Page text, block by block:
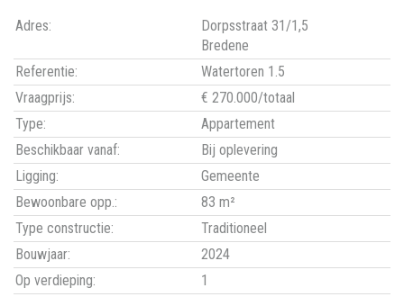
Adres:
Dorpsstraat 31/1,5
Bredene
Referentie:
Watertoren 1.5
Vraagprijs:
€ 270.000/totaal
Type:
Appartement
Beschikbaar vanaf:
Bij oplevering
Ligging:
Gemeente
Bewoonbare opp.:
83 m²
Type constructie:
Traditioneel
Bouwjaar:
2024
Op verdieping:
1